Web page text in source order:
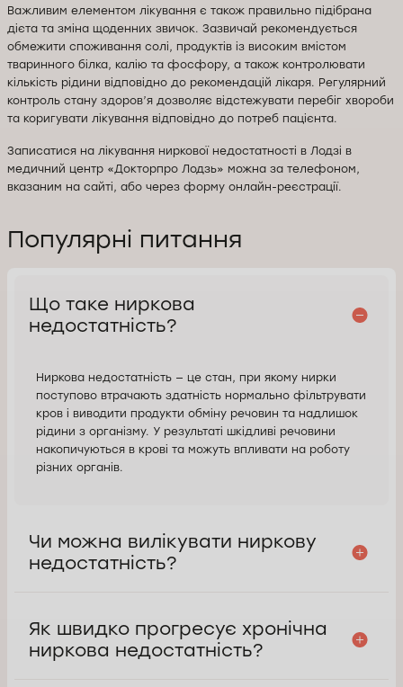
Важливим елементом лікування є також правильно підібрана
дієта та зміна щоденних звичок. Зазвичай рекомендується
обмежити споживання солі, продуктів із високим вмістом
тваринного білка, калію та фосфору, а також контролювати
кількість рідини відповідно до рекомендацій лікаря. Регулярний
контроль стану здоров’я дозволяє відстежувати перебіг хвороби
та коригувати лікування відповідно до потреб пацієнта.
Записатися на лікування ниркової недостатності в Лодзі в
медичний центр «Докторпро Лодзь» можна за телефоном,
вказаним на сайті, або через форму онлайн-реєстрації.
Популярні питання
Що таке ниркова
недостатність?
Ниркова недостатність — це стан, при якому нирки
поступово втрачають здатність нормально фільтрувати
кров і виводити продукти обміну речовин та надлишок
рідини з організму. У результаті шкідливі речовини
накопичуються в крові та можуть впливати на роботу
різних органів.
Чи можна вилікувати ниркову
недостатність?
Як швидко прогресує хронічна
ниркова недостатність?